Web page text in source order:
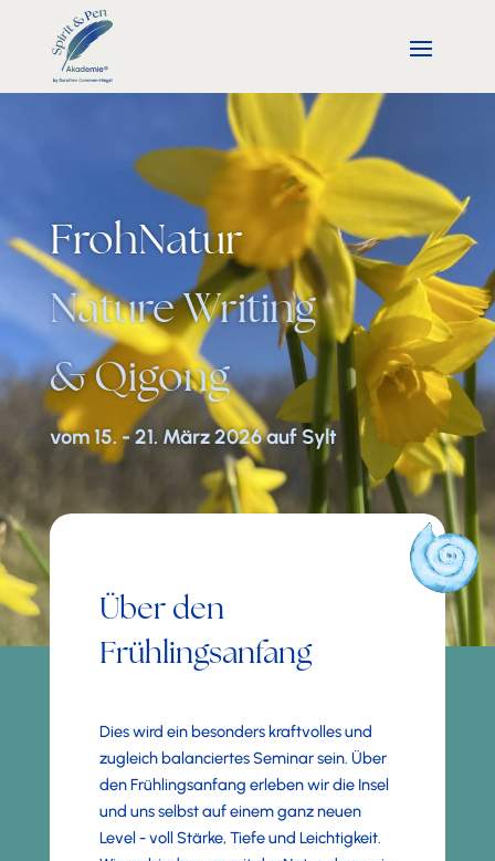
FrohNatur
Nature Writing
& Qigong
vom 15. - 21. März 2026 auf Sylt
Über den
Frühlingsanfang
Dies wird ein besonders kraftvolles und
zugleich balanciertes Seminar sein. Über
den Frühlingsanfang erleben wir die Insel
und uns selbst auf einem ganz neuen
Level - voll Stärke, Tiefe und Leichtigkeit.